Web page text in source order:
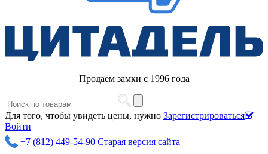
Продаём замки с 1996 года
Для того, чтобы увидеть цены, нужно Зарегистрироваться
Войти
+7 (812) 449-54-90 Старая версия сайта